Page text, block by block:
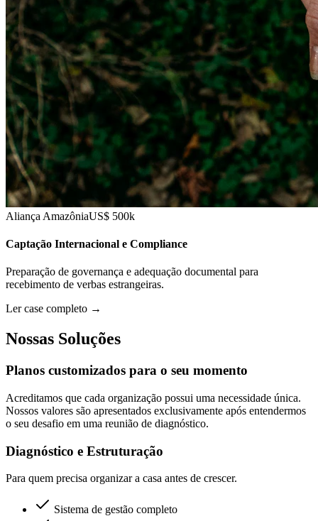
Aliança AmazôniaUS$ 500k
Captação Internacional e Compliance
Preparação de governança e adequação documental para
recebimento de verbas estrangeiras.
Ler case completo →
Nossas Soluções
Planos customizados para o seu momento
Acreditamos que cada organização possui uma necessidade única.
Nossos valores são apresentados exclusivamente após entendermos
o seu desafio em uma reunião de diagnóstico.
Diagnóstico e Estruturação
Para quem precisa organizar a casa antes de crescer.
Sistema de gestão completo